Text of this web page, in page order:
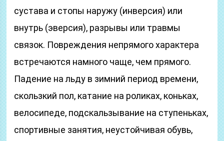
сустава и стопы наружу (инверсия) или
внутрь (эверсия), разрывы или травмы
связок. Повреждения непрямого характера
встречаются намного чаще, чем прямого.
Падение на льду в зимний период времени,
скользкий пол, катание на роликах, коньках,
велосипеде, подскальзывание на ступеньках,
спортивные занятия, неустойчивая обувь,